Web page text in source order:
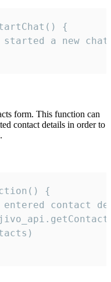
{
a new
form. This function can
contact details in order to
{
contact